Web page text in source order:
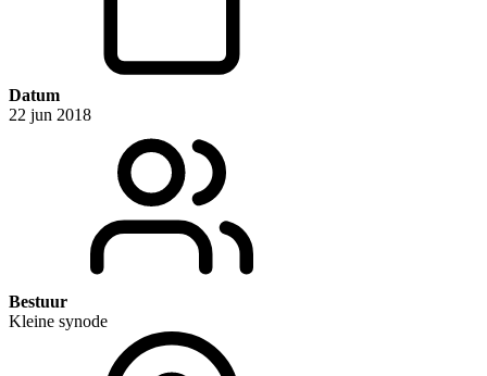
Datum
22 jun 2018
Bestuur
Kleine synode